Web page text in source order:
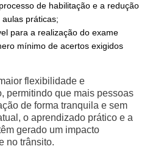
de habilitação e a redução
práticas;
para a realização do exame
mínimo de acertos exigidos
flexibilidade e
permitindo que mais pessoas
de forma tranquila e sem
o aprendizado prático e a
gerado um impacto
no trânsito.